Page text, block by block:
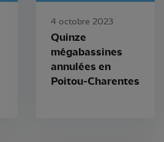
4 octobre 2023
Quinze
mégabassines
annulées en
Poitou-Charentes